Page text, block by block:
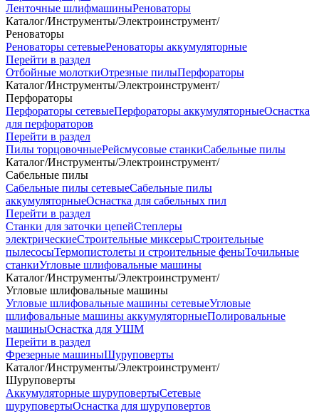
Ленточные шлифмашиныРеноваторы
Каталог/Инструменты/Электроинструмент/
Реноваторы
Реноваторы сетевыеРеноваторы аккумуляторные
Перейти в раздел
Отбойные молоткиОтрезные пилыПерфораторы
Каталог/Инструменты/Электроинструмент/
Перфораторы
Перфораторы сетевыеПерфораторы аккумуляторныеОснастка
для перфораторов
Перейти в раздел
Пилы торцовочныеРейсмусовые станкиСабельные пилы
Каталог/Инструменты/Электроинструмент/
Сабельные пилы
Сабельные пилы сетевыеСабельные пилы
аккумуляторныеОснастка для сабельных пил
Перейти в раздел
Станки для заточки цепейСтеплеры
электрическиеСтроительные миксерыСтроительные
пылесосыТермопистолеты и строительные феныТочильные
станкиУгловые шлифовальные машины
Каталог/Инструменты/Электроинструмент/
Угловые шлифовальные машины
Угловые шлифовальные машины сетевыеУгловые
шлифовальные машины аккумуляторныеПолировальные
машиныОснастка для УШМ
Перейти в раздел
Фрезерные машиныШуруповерты
Каталог/Инструменты/Электроинструмент/
Шуруповерты
Аккумуляторные шуруповертыСетевые
шуруповертыОснастка для шуруповертов